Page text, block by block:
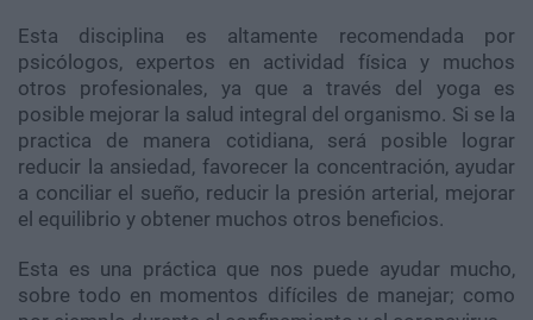
Esta disciplina es altamente recomendada por
psicólogos, expertos en actividad física y muchos
otros profesionales, ya que a través del yoga es
posible mejorar la salud integral del organismo. Si se la
practica de manera cotidiana, será posible lograr
reducir la ansiedad, favorecer la concentración, ayudar
a conciliar el sueño, reducir la presión arterial, mejorar
el equilibrio y obtener muchos otros beneficios.
Esta es una práctica que nos puede ayudar mucho,
sobre todo en momentos difíciles de manejar; como